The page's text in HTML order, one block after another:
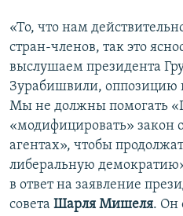
«То, что нам
стран-членов, так это
выслушаем президента
Зурабишвили, оппозицию
Мы не должны помогать
«модифицировать» закон
агентах», чтобы
либеральную
в ответ на заявление
совета Шарля Мишеля. Он